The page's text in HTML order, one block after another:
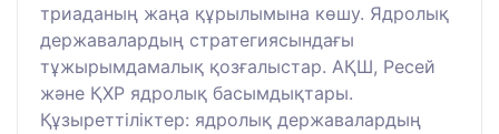
триаданың жаңа құрылымына көшу. Ядролық
державалардың стратегиясындағы
тұжырымдамалық қозғалыстар. АҚШ, Ресей
және ҚХР ядролық басымдықтары.
Құзыреттіліктер: ядролық державалардың